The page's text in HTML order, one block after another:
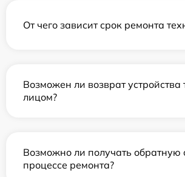
От чего зависит срок ремонта
Возможен ли возврат устройства
лицом?
Возможно ли получать обратную
процессе ремонта?